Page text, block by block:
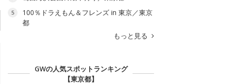
5
100％ドラえもん＆フレンズ in 東京／東京
都
もっと見る
GWの人気スポットランキング
【東京都】